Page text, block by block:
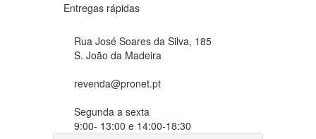
Entregas rápidas
Rua José Soares da Silva, 185
S. João da Madeira
revenda@pronet.pt
Segunda a sexta
9:00- 13:00 e 14:00-18:30